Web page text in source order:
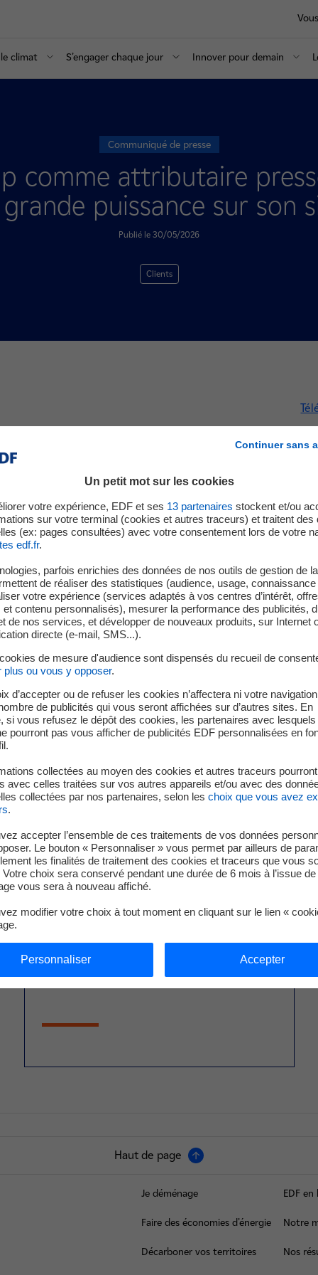
climat S’engager chaque jour Innover pour demain
Communiqué de presse
comme attributaire
puissance sur son
Publié le 30/05/2026
Clients
d’intérêts (AMI) pour le site de l’ancienne centrale
Group comme attributaire pressenti (« Preferred
l’exploitation d’un centre de données de 400 MW dans
sur la solidité technique, juridique et financière du
et les exigences environnementales associées. EDF a
à s’inscrire durablement dans son environnement
sur le site de Bouchain illustre les atouts de la France
nouvelle génération. Grâce à une électricité compétitive,
industriels bénéficiant de conditions favorables de
pour accompagner le développement de l’économie
de due diligence durant laquelle le porteur de projet
nécessaires à la poursuite du projet. Une promesse
cette phase ; le bail définitif sera conclu à l’obtention
engagée par EDF visant à valoriser certains de ses
à forte consommation électrique. Ces terrains
public de transport, permettant d’optimiser les délais de
«Le projet retenu pour le site de Bouchain illustre la capacité
grande ampleur grâce à une électricité compétitive,
des projets qui conjuguent excellence industrielle, exigence
en donnant une nouvelle vocation à ses anciens sites
service-de-presse@edf.fr
Haut de page
Je déménage
Faire des économies d’énergie
Décarboner vos territoires
EDF en
Notre
Nos
Continuer sans
Un petit mot sur les cookies
votre expérience, EDF et ses 13 partenaires stockent et/ou
sur votre terminal (cookies et autres traceurs) et traitent des
(ex: pages consultées) avec votre consentement lors de votre
edf.fr.
parfois enrichies des données de nos outils de gestion de
de réaliser des statistiques (audience, usage,
votre expérience (services adaptés à vos centres d’intérêt,
et contenu personnalisés), mesurer la performance des publicités,
de nos services, et développer de nouveaux produits, sur Internet
directe (e-mail, SMS...).
de mesure d'audience sont dispensés du recueil de
plus ou vous y opposer.
d’accepter ou de refuser les cookies n’affectera ni votre
de publicités qui vous seront affichées sur d’autres sites. En
si vous refusez le dépôt des cookies, les partenaires avec
pourront pas vous afficher de publicités EDF personnalisées en
collectées au moyen des cookies et autres traceurs
avec celles traitées sur vos autres appareils et/ou avec des
collectées par nos partenaires, selon les choix que vous avez
.
accepter l’ensemble de ces traitements de vos données
Le bouton « Personnaliser » vous permet par ailleurs de
les finalités de traitement des cookies et traceurs que vous
choix sera conservé pendant une durée de 6 mois à l’issue de
vous sera à nouveau affiché.
modifier votre choix à tout moment en cliquant sur le lien «
Personnaliser Accepter